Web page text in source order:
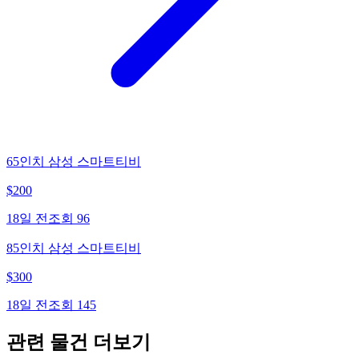
65인치 삼성 스마트티비
$200
18일 전 조회 96
85인치 삼성 스마트티비
$300
18일 전 조회 145
관련 물건 더보기